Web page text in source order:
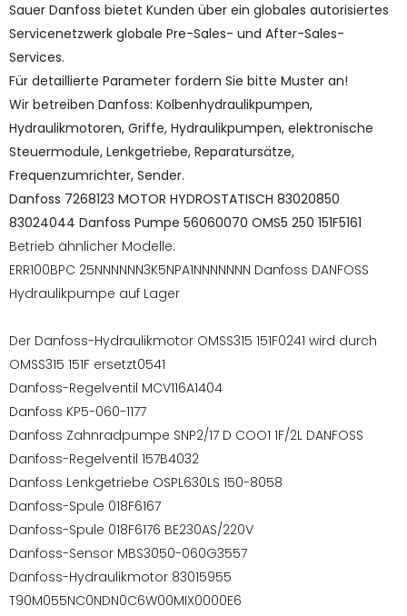
Sauer Danfoss bietet Kunden über ein globales autorisiertes
Servicenetzwerk globale Pre-Sales- und After-Sales-
Services.
Für detaillierte Parameter fordern Sie bitte Muster an!
Wir betreiben Danfoss: Kolbenhydraulikpumpen,
Hydraulikmotoren, Griffe, Hydraulikpumpen, elektronische
Steuermodule, Lenkgetriebe, Reparatursätze,
Frequenzumrichter, Sender.
Danfoss 7268123 MOTOR HYDROSTATISCH 83020850
83024044 Danfoss Pumpe 56060070 OMS5 250 151F5161
Betrieb ähnlicher Modelle:
ERR100BPC 25NNNNNN3K5NPA1NNNNNNN Danfoss DANFOSS
Hydraulikpumpe auf Lager
Der Danfoss-Hydraulikmotor OMSS315 151F0241 wird durch
OMSS315 151F ersetzt0541
Danfoss-Regelventil MCV116A1404
Danfoss KP5-060-1177
Danfoss Zahnradpumpe SNP2/17 D COO1 1F/2L DANFOSS
Danfoss-Regelventil 157B4032
Danfoss Lenkgetriebe OSPL630LS 150-8058
Danfoss-Spule 018F6167
Danfoss-Spule 018F6176 BE230AS/220V
Danfoss-Sensor MBS3050-060G3557
Danfoss-Hydraulikmotor 83015955
T90M055NC0NDN0C6W00MIX0000E6